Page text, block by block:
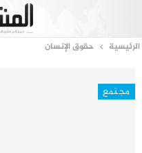
الرئيسية حقوق الإنسان
مجتمع